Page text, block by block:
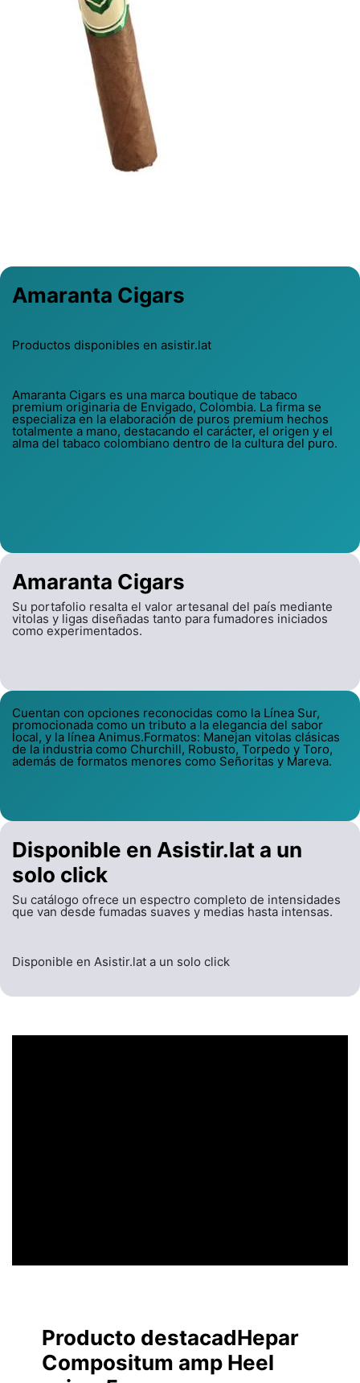
Amaranta Cigars
Su portafolio resalta el valor artesanal del país mediante
vitolas y ligas diseñadas tanto para fumadores iniciados
como experimentados.
Amaranta Cigars
Productos disponibles en asistir.lat
Amaranta Cigars es una marca boutique de tabaco
premium originaria de Envigado, Colombia. La firma se
especializa en la elaboración de puros premium hechos
totalmente a mano, destacando el carácter, el origen y el
alma del tabaco colombiano dentro de la cultura del puro.
Cuentan con opciones reconocidas como la Línea Sur,
promocionada como un tributo a la elegancia del sabor
local, y la línea Animus.Formatos: Manejan vitolas clásicas
de la industria como Churchill, Robusto, Torpedo y Toro,
además de formatos menores como Señoritas y Mareva.
Disponible en Asistir.lat a un
solo click
Su catálogo ofrece un espectro completo de intensidades
que van desde fumadas suaves y medias hasta intensas.
Disponible en Asistir.lat a un solo click
Producto destacadHepar
Compositum amp Heel